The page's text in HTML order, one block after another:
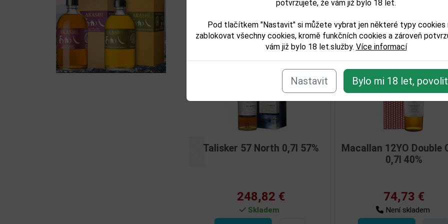
potvrzujete, že vám již bylo 18 let.
Pod tlačítkem "Nastavit" si můžete vybrat jen některé typy cookies
zablokovat všechny cookies, kromě funkčních cookies a zároveň
vám již bylo 18 let.služby. Více informací
Nastavit Bylo mi 18 let,
Související zboží
Antiquary 12YO 0,7l 40% Highland Park 18YO 0,7l 43%